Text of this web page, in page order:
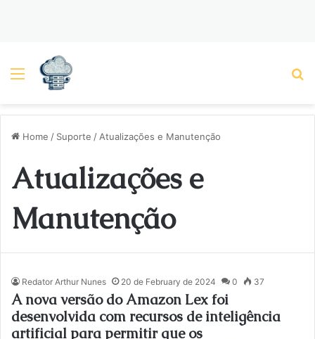
Menu
Home / Suporte / Atualizações e Manutenção
Atualizações e
Manutenção
Redator Arthur Nunes 20 de February de 2024 0 37
A nova versão do Amazon Lex foi
desenvolvida com recursos de inteligência
artificial para permitir que os